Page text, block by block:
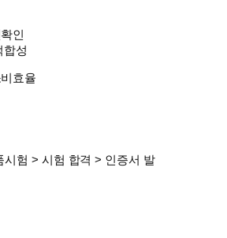
인
합성
효율
시험 > 시험 합격 > 인증서 발